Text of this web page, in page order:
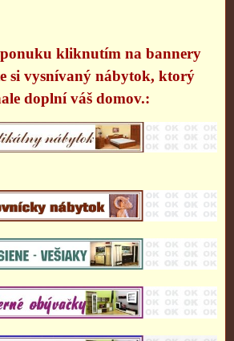
kliknutím na bannery
si vysnívaný nábytok, ktorý
doplní váš domov.: